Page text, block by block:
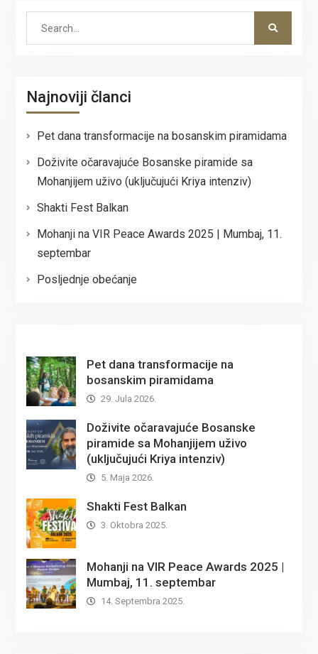
Najnoviji članci
Pet dana transformacije na bosanskim piramidama
Doživite očaravajuće Bosanske piramide sa
Mohanjijem uživo (uključujući Kriya intenziv)
Shakti Fest Balkan
Mohanji na VIR Peace Awards 2025 | Mumbaj, 11.
septembar
Posljednje obećanje
Pet dana transformacije na
bosanskim piramidama
29. Jula 2026.
Doživite očaravajuće Bosanske
piramide sa Mohanjijem uživo
(uključujući Kriya intenziv)
5. Maja 2026.
Shakti Fest Balkan
3. Oktobra 2025.
Mohanji na VIR Peace Awards 2025 |
Mumbaj, 11. septembar
14. Septembra 2025.